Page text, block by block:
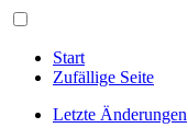
Start
Zufällige Seite
Letzte Änderungen